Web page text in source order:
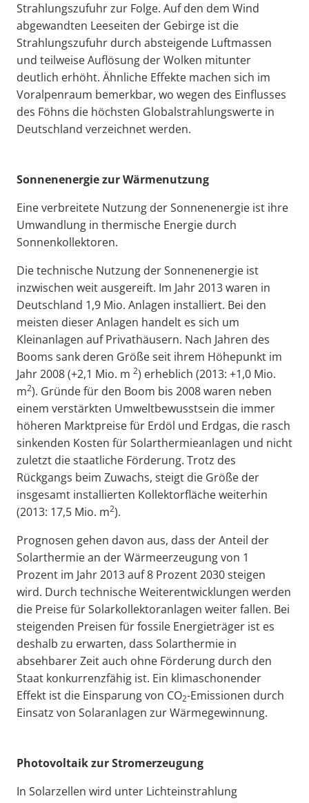
Strahlungszufuhr zur Folge. Auf den dem Wind
abgewandten Leeseiten der Gebirge ist die
Strahlungszufuhr durch absteigende Luftmassen
und teilweise Auflösung der Wolken mitunter
deutlich erhöht. Ähnliche Effekte machen sich im
Voralpenraum bemerkbar, wo wegen des Einflusses
des Föhns die höchsten Globalstrahlungswerte in
Deutschland verzeichnet werden.
Sonnenenergie zur Wärmenutzung
Eine verbreitete Nutzung der Sonnenenergie ist ihre
Umwandlung in thermische Energie durch
Sonnenkollektoren.
Die technische Nutzung der Sonnenenergie ist
inzwischen weit ausgereift. Im Jahr 2013 waren in
Deutschland 1,9 Mio. Anlagen installiert. Bei den
meisten dieser Anlagen handelt es sich um
Kleinanlagen auf Privathäusern. Nach Jahren des
Booms sank deren Größe seit ihrem Höhepunkt im
Jahr 2008 (+2,1 Mio. m 2) erheblich (2013: +1,0 Mio.
m2). Gründe für den Boom bis 2008 waren neben
einem verstärkten Umweltbewusstsein die immer
höheren Marktpreise für Erdöl und Erdgas, die rasch
sinkenden Kosten für Solarthermieanlagen und nicht
zuletzt die staatliche Förderung. Trotz des
Rückgangs beim Zuwachs, steigt die Größe der
insgesamt installierten Kollektorfläche weiterhin
(2013: 17,5 Mio. m2).
Prognosen gehen davon aus, dass der Anteil der
Solarthermie an der Wärmeerzeugung von 1
Prozent im Jahr 2013 auf 8 Prozent 2030 steigen
wird. Durch technische Weiterentwicklungen werden
die Preise für Solarkollektoranlagen weiter fallen. Bei
steigenden Preisen für fossile Energieträger ist es
deshalb zu erwarten, dass Solarthermie in
absehbarer Zeit auch ohne Förderung durch den
Staat konkurrenzfähig ist. Ein klimaschonender
Effekt ist die Einsparung von CO2-Emissionen durch
Einsatz von Solaranlagen zur Wärmegewinnung.
Photovoltaik zur Stromerzeugung
In Solarzellen wird unter Lichteinstrahlung